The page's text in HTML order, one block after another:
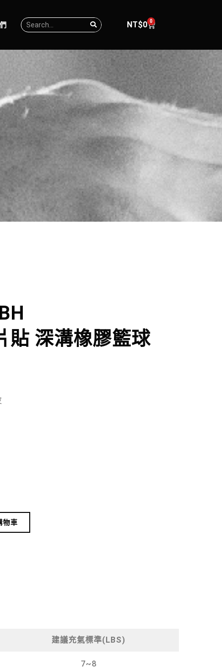
NT$0 0
貼 深溝橡膠籃球
物車
建議充氣標準(LBS)
7~8